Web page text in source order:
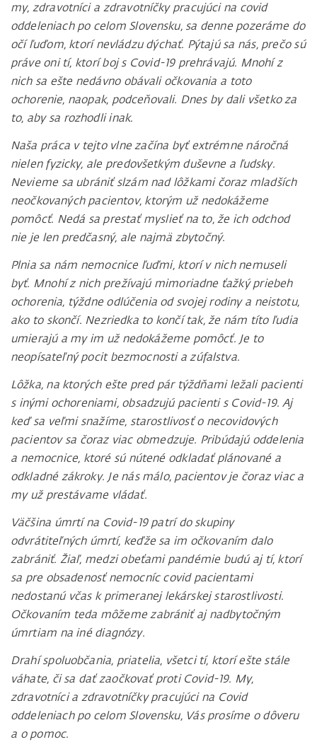
my, zdravotníci a zdravotníčky pracujúci na covid
oddeleniach po celom Slovensku, sa denne pozeráme do
očí ľuďom, ktorí nevládzu dýchať. Pýtajú sa nás, prečo sú
práve oni tí, ktorí boj s Covid-19 prehrávajú. Mnohí z
nich sa ešte nedávno obávali očkovania a toto
ochorenie, naopak, podceňovali. Dnes by dali všetko za
to, aby sa rozhodli inak.
Naša práca v tejto vlne začína byť extrémne náročná
nielen fyzicky, ale predovšetkým duševne a ľudsky.
Nevieme sa ubrániť slzám nad lôžkami čoraz mladších
neočkovaných pacientov, ktorým už nedokážeme
pomôcť. Nedá sa prestať myslieť na to, že ich odchod
nie je len predčasný, ale najmä zbytočný.
Plnia sa nám nemocnice ľuďmi, ktorí v nich nemuseli
byť. Mnohí z nich prežívajú mimoriadne ťažký priebeh
ochorenia, týždne odlúčenia od svojej rodiny a neistotu,
ako to skončí. Nezriedka to končí tak, že nám títo ľudia
umierajú a my im už nedokážeme pomôcť. Je to
neopísateľný pocit bezmocnosti a zúfalstva.
Lôžka, na ktorých ešte pred pár týždňami ležali pacienti
s inými ochoreniami, obsadzujú pacienti s Covid-19. Aj
keď sa veľmi snažíme, starostlivosť o necovidových
pacientov sa čoraz viac obmedzuje. Pribúdajú oddelenia
a nemocnice, ktoré sú nútené odkladať plánované a
odkladné zákroky. Je nás málo, pacientov je čoraz viac a
my už prestávame vládať.
Väčšina úmrtí na Covid-19 patrí do skupiny
odvrátiteľných úmrtí, keďže sa im očkovaním dalo
zabrániť. Žiaľ, medzi obeťami pandémie budú aj tí, ktorí
sa pre obsadenosť nemocníc covid pacientami
nedostanú včas k primeranej lekárskej starostlivosti.
Očkovaním teda môžeme zabrániť aj nadbytočným
úmrtiam na iné diagnózy.
Drahí spoluobčania, priatelia, všetci tí, ktorí ešte stále
váhate, či sa dať zaočkovať proti Covid-19. My,
zdravotníci a zdravotníčky pracujúci na Covid
oddeleniach po celom Slovensku, Vás prosíme o dôveru
a o pomoc.